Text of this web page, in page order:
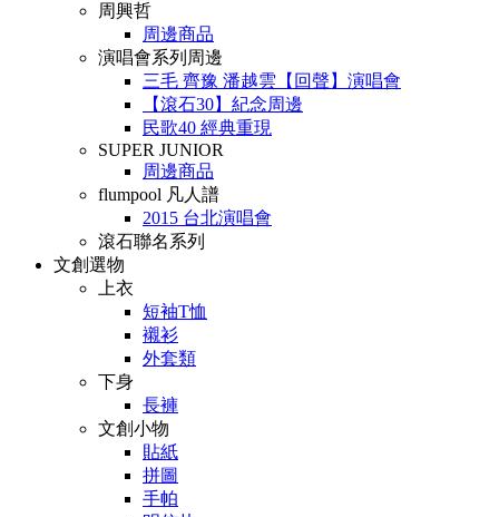
周興哲
周邊商品
演唱會系列周邊
三毛 齊豫 潘越雲【回聲】演唱會
【滾石30】紀念周邊
民歌40 經典重現
SUPER JUNIOR
周邊商品
flumpool 凡人譜
2015 台北演唱會
滾石聯名系列
文創選物
上衣
短袖T恤
襯衫
外套類
下身
長褲
文創小物
貼紙
拼圖
手帕